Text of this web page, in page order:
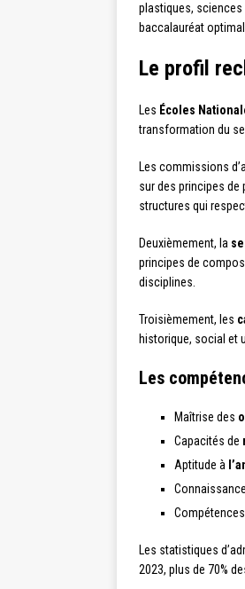
plastiques,
baccalauréat
Le profil
Les Écoles
transformation du
Les commissions
sur des principes
structures qui
Deuxièmement, la
principes de
disciplines.
Troisièmement, les
historique, social et
Les
Maîtrise des
Capacités de
Aptitude à
Les statistiques
2023, plus de 70%